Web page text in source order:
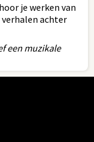
hoor je werken van
achter
een muzikale